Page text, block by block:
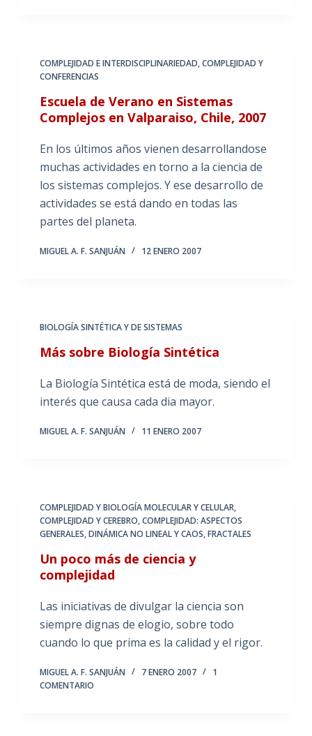
COMPLEJIDAD E INTERDISCIPLINARIEDAD,COMPLEJIDAD Y
CONFERENCIAS
Escuela de Verano en Sistemas
Complejos en Valparaiso, Chile, 2007
En los últimos años vienen desarrollandose
muchas actividades en torno a la ciencia de
los sistemas complejos. Y ese desarrollo de
actividades se está dando en todas las
partes del planeta.
MIGUEL A. F. SANJUÁN 12 ENERO 2007
BIOLOGÍA SINTÉTICA Y DE SISTEMAS
Más sobre Biología Sintética
La Biología Sintética está de moda, siendo el
interés que causa cada dia mayor.
MIGUEL A. F. SANJUÁN 11 ENERO 2007
COMPLEJIDAD Y BIOLOGÍA MOLECULAR Y CELULAR,
COMPLEJIDAD Y CEREBRO,COMPLEJIDAD: ASPECTOS
GENERALES,DINÁMICA NO LINEAL Y CAOS,FRACTALES
Un poco más de ciencia y
complejidad
Las iniciativas de divulgar la ciencia son
siempre dignas de elogio, sobre todo
cuando lo que prima es la calidad y el rigor.
MIGUEL A. F. SANJUÁN 7 ENERO 2007
1
COMENTARIO